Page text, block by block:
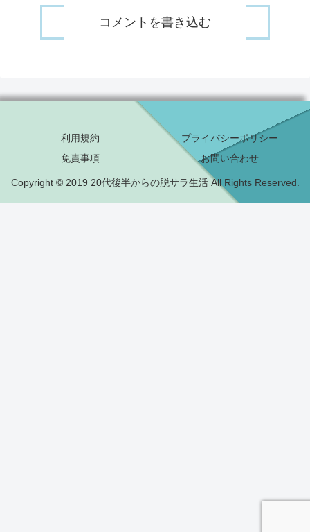
コメントを書き込む
利用規約
プライバシーポリシー
免責事項
お問い合わせ
Copyright © 2019 20代後半からの脱サラ生活 All Rights Reserved.